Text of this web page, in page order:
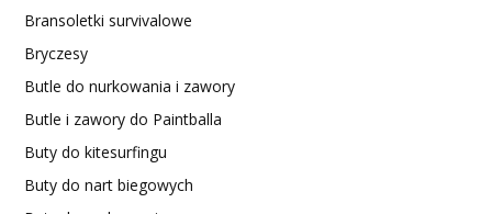
Bransoletki survivalowe
Bryczesy
Butle do nurkowania i zawory
Butle i zawory do Paintballa
Buty do kitesurfingu
Buty do nart biegowych